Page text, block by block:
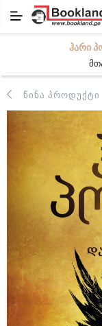
ᲰᲐᲠᲘ
ᲬᲘᲜᲐ ᲞᲠᲝᲓᲣᲥᲢᲘ